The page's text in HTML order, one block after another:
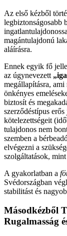
Az első kézből
legbiztonságosabb
magántulajdonú
aláírásra.
Ennek egyik fő
az úgynevezett
megállapításra, ami
önkényes
biztosít és
szerződéstípus
kötelezettségeit
tulajdonos nem
szemben a
elvégezni a
szolgáltatások,
A gyakorlatban a
Svédországban
stabilitást és
Másodkézből
Rugalmasság